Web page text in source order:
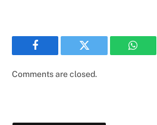
Facebook Twitter
Comments are closed.